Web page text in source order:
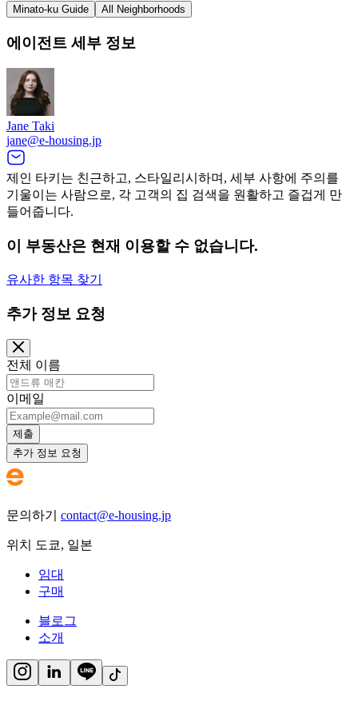
Minato-ku Guide All Neighborhoods
에이전트 세부 정보
Jane Taki
jane@e-housing.jp
제인 타키는 친근하고, 스타일리시하며, 세부 사항에 주의를
기울이는 사람으로, 각 고객의 집 검색을 원활하고 즐겁게 만
들어줍니다.
이 부동산은 현재 이용할 수 없습니다.
유사한 항목 찾기
추가 정보 요청
전체 이름
이메일
제출
추가 정보 요청
문의하기 contact@e-housing.jp
위치 도쿄, 일본
임대
구매
블로그
소개